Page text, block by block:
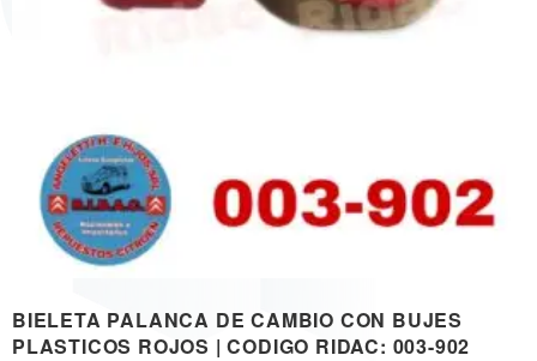
BIELETA PALANCA DE CAMBIO CON BUJES
PLASTICOS ROJOS | CODIGO RIDAC: 003-902